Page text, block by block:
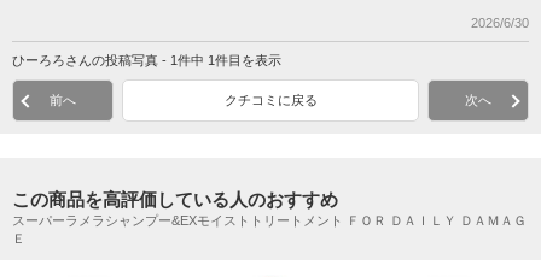
2026/6/30
ひーろろさんの投稿写真 - 1件中 1件目を表示
前へ クチコミに戻る 次へ
この商品を高評価している人のおすすめ
スーパーラメラシャンプー&EXモイストトリートメント ＦＯＲ ＤＡＩＬＹ ＤＡＭＡＧ
Ｅ